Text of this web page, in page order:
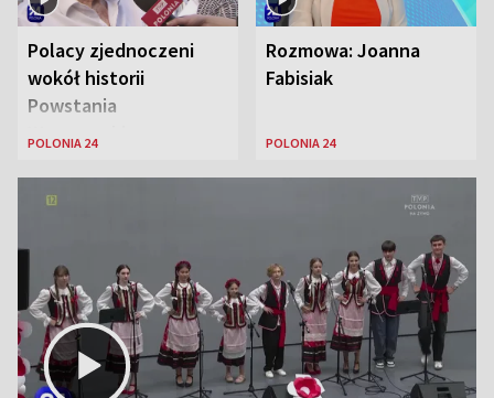
Polacy zjednoczeni
wokół historii
Powstania
Warszawskiego
POLONIA 24
Rozmowa: Joanna
Fabisiak
POLONIA 24